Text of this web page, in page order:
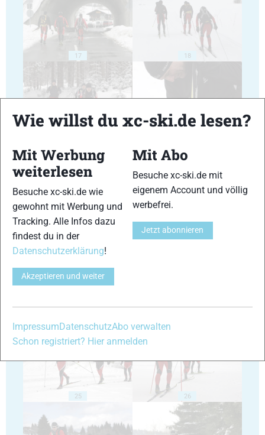
17 18
21 22
25 26
Wie willst du xc-ski.de lesen?
Mit Werbung
weiterlesen
Besuche xc-ski.de wie
gewohnt mit Werbung und
Tracking. Alle Infos dazu
findest du in der
Datenschutzerklärung!
Akzeptieren und weiter
Mit Abo
Besuche xc-ski.de mit
eigenem Account und völlig
werbefrei.
Jetzt abonnieren
Impressum DatenschutzAbo verwalten
Schon registriert? Hier anmelden